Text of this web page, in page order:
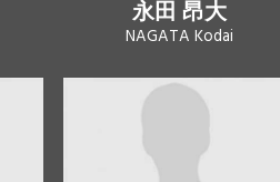
永田 昂大
NAGATA Kodai